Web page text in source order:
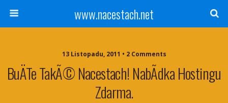
www.nacestach.net
13 Listopadu, 2011 • 2 Comments
BuÄte TakÃ© Nacestach! NabÃ­dka Hostingu
Zdarma.